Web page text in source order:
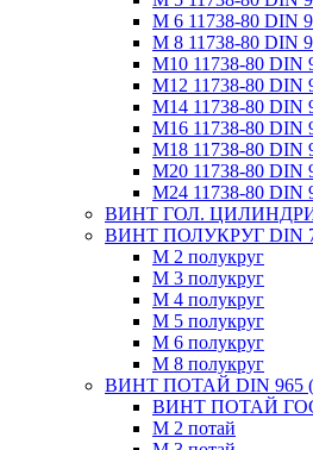
М 6 11738-80 DIN
М 8 11738-80 DIN
М10 11738-80 DIN
М12 11738-80 DIN
М14 11738-80 DIN
М16 11738-80 DIN
М18 11738-80 DIN
М20 11738-80 DIN
М24 11738-80 DIN
ВИНТ ГОЛ.
ВИНТ ПОЛУКРУГ DIN
М 2 полукруг
М 3 полукруг
М 4 полукруг
М 5 полукруг
М 6 полукруг
М 8 полукруг
ВИНТ ПОТАЙ DIN 965
ВИНТ ПОТАЙ
М 2 потай